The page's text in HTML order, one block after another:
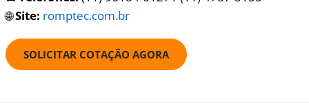
🌐Site: romptec.com.br
SOLICITAR COTAÇÃO AGORA